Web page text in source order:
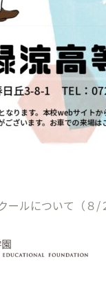
ールについて（８/